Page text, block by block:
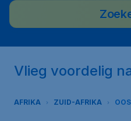
Vlieg voordelig
AFRIKA ZUID-AFRIKA